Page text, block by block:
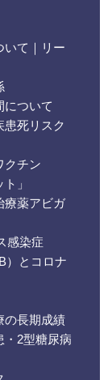
いて｜リー
について
患死リスク
クチン
」
療薬アビガ
感染症
）とコロナ
の長期成績
・2型糖尿病